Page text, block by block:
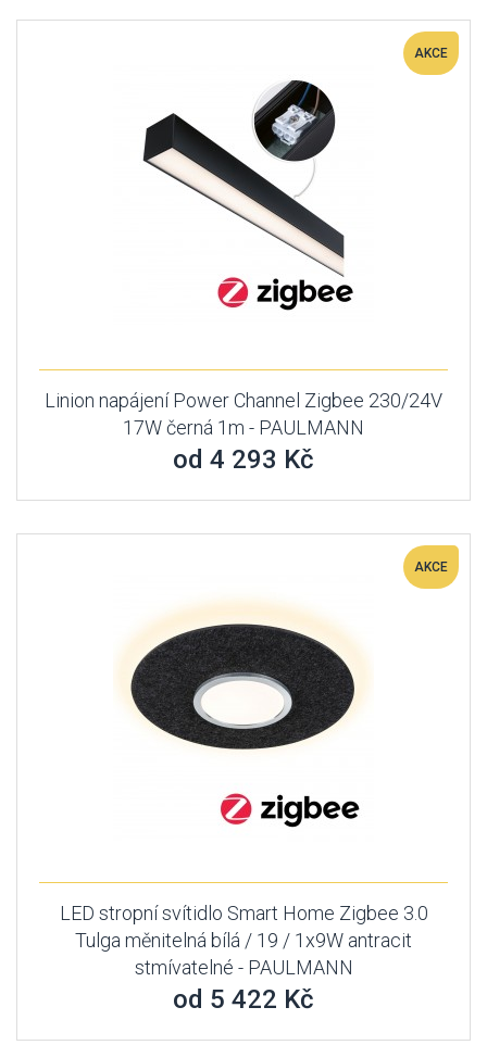
AKCE
Linion napájení Power Channel Zigbee 230/24V
17W černá 1m - PAULMANN
od 4 293 Kč
AKCE
LED stropní svítidlo Smart Home Zigbee 3.0
Tulga měnitelná bílá / 19 / 1x9W antracit
stmívatelné - PAULMANN
od 5 422 Kč